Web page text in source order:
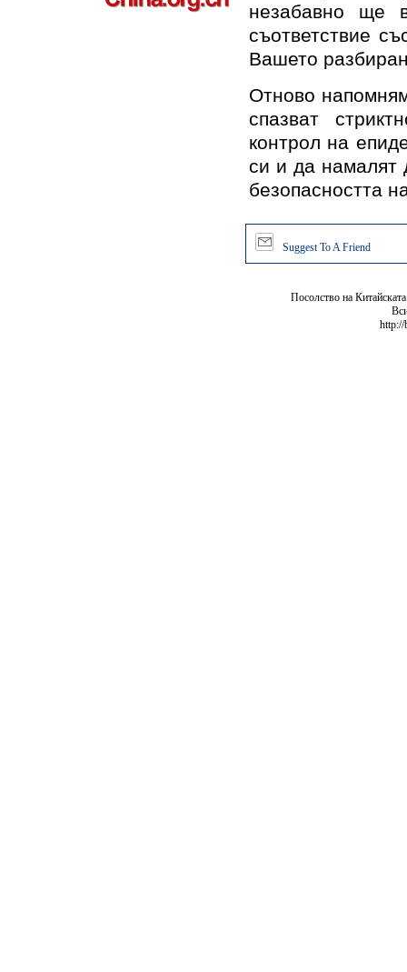
незабавно ще
съответствие
Вашето
Отново
спазват
контрол на
си и да намалят
безопасността
Suggest To A Friend
Посолство на
http://